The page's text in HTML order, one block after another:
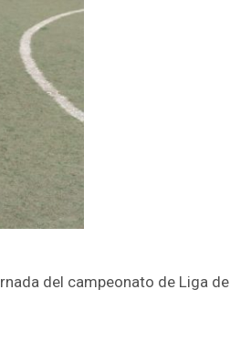
del campeonato de Liga de